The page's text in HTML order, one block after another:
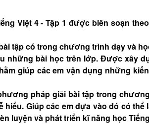
Việt 4 - Tập 1 được biên soạn
tập có trong chương trình dạy và
những bài học trên lớp. Được xây
giúp các em vận dụng những
pháp giải bài tập trong
hiểu. Giúp các em dựa vào đó có
luyện và phát triển kĩ năng học